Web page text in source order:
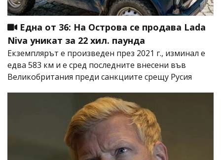
Една от 36: На Острова се продава Lada
Niva уникат за 22 хил. паунда
Екземплярът е произведен през 2021 г., изминал е
едва 583 км и е сред последните внесени във
Великобритания преди санкциите срещу Русия